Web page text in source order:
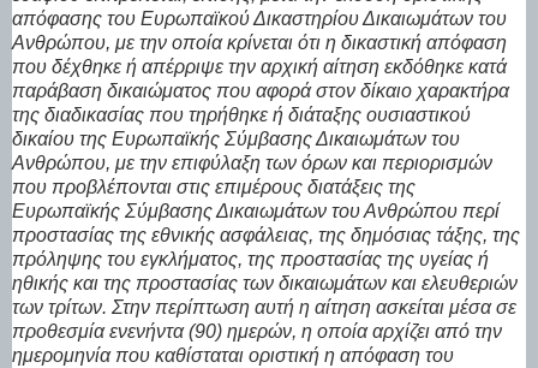
απόφασης του Ευρωπαϊκού Δικαστηρίου Δικαιωμάτων του
Ανθρώπου, με την οποία κρίνεται ότι η δικαστική απόφαση
που δέχθηκε ή απέρριψε την αρχική αίτηση εκδόθηκε κατά
παράβαση δικαιώματος που αφορά στον δίκαιο χαρακτήρα
της διαδικασίας που τηρήθηκε ή διάταξης ουσιαστικού
δικαίου της Ευρωπαϊκής Σύμβασης Δικαιωμάτων του
Ανθρώπου, με την επιφύλαξη των όρων και περιορισμών
που προβλέπονται στις επιμέρους διατάξεις της
Ευρωπαϊκής Σύμβασης Δικαιωμάτων του Ανθρώπου περί
προστασίας της εθνικής ασφάλειας, της δημόσιας τάξης, της
πρόληψης του εγκλήματος, της προστασίας της υγείας ή
ηθικής και της προστασίας των δικαιωμάτων και ελευθεριών
των τρίτων. Στην περίπτωση αυτή η αίτηση ασκείται μέσα σε
προθεσμία ενενήντα (90) ημερών, η οποία αρχίζει από την
ημερομηνία που καθίσταται οριστική η απόφαση του